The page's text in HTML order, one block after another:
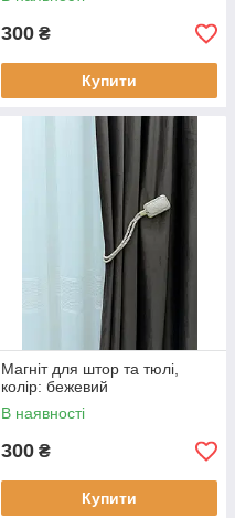
300 ₴
Купити
Магніт для штор та тюлі,
колір: бежевий
В наявності
300 ₴
Купити